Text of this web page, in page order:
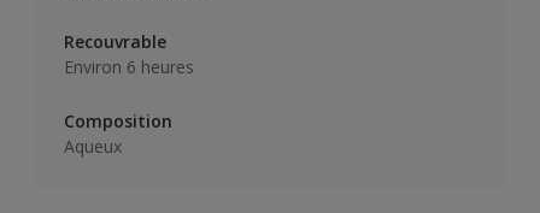
Recouvrable
Environ 6 heures
Composition
Aqueux